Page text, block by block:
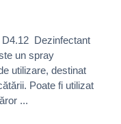
D4.12 Dezinfectant
un spray
utilizare, destinat
Poate fi utilizat
...